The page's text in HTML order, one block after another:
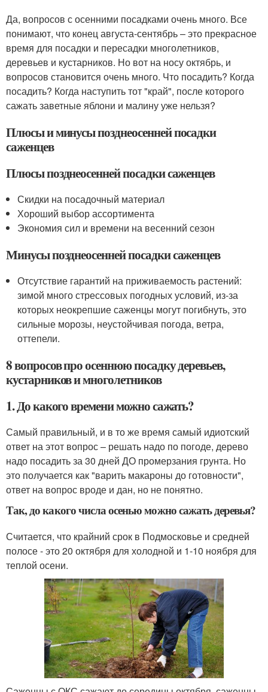
Да, вопросов с осенними посадками очень много. Все
понимают, что конец августа-сентябрь – это прекрасное
время для посадки и пересадки многолетников,
деревьев и кустарников. Но вот на носу октябрь, и
вопросов становится очень много. Что посадить? Когда
посадить? Когда наступить тот "край", после которого
сажать заветные яблони и малину уже нельзя?
Плюсы и минусы позднеосенней посадки
саженцев
Плюсы позднеосенней посадки саженцев
Скидки на посадочный материал
Хороший выбор ассортимента
Экономия сил и времени на весенний сезон
Минусы позднеосенней посадки саженцев
Отсутствие гарантий на приживаемость растений:
зимой много стрессовых погодных условий, из-за
которых неокрепшие саженцы могут погибнуть, это
сильные морозы, неустойчивая погода, ветра,
оттепели.
8 вопросов про осеннюю посадку деревьев,
кустарников и многолетников
1. До какого времени можно сажать?
Самый правильный, и в то же время самый идиотский
ответ на этот вопрос – решать надо по погоде, дерево
надо посадить за 30 дней ДО промерзания грунта. Но
это получается как "варить макароны до готовности",
ответ на вопрос вроде и дан, но не понятно.
Так, до какого числа осенью можно сажать деревья?
Считается, что крайний срок в Подмосковье и средней
полосе - это 20 октября для холодной и 1-10 ноября для
теплой осени.